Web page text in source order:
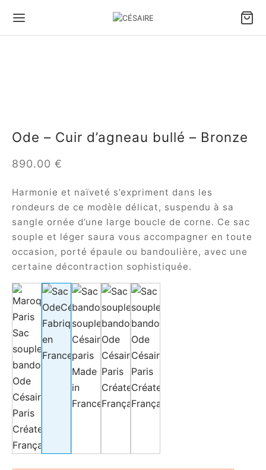
Ode – Cuir d’agneau bullé – Bronze
890.00 €
Harmonie et naïveté s’expriment dans les
rondeurs de ce modèle délicat, suspendu à sa
sangle ornée d’une large boucle de corne. Ce sac
souple et léger saura vous accompagner en toute
occasion, porté épaule ou bandoulière, avec une
certaine décontraction sophistiquée.